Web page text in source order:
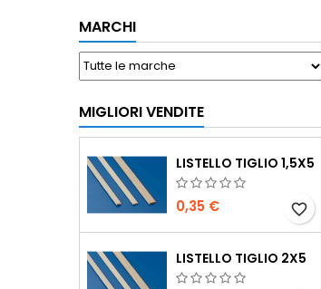
MARCHI
MIGLIORI VENDITE
LISTELLO TIGLIO 1,5X5
0,35 € favorite_border
LISTELLO TIGLIO 2X5